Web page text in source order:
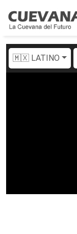
🇲🇽 LATINO